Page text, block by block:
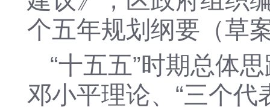
个五年规划 纲要 （草
“十五五”时期总体
邓小平理论、 “三个代